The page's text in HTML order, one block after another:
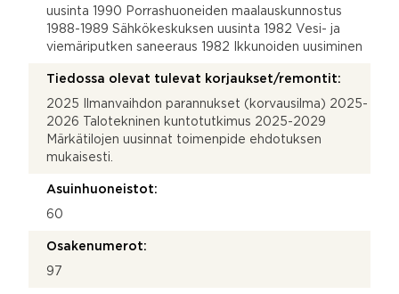
uusinta 1990 Porrashuoneiden maalauskunnostus
1988-1989 Sähkökeskuksen uusinta 1982 Vesi- ja
viemäriputken saneeraus 1982 Ikkunoiden uusiminen
Tiedossa olevat tulevat korjaukset/remontit:
2025 Ilmanvaihdon parannukset (korvausilma) 2025-
2026 Talotekninen kuntotutkimus 2025-2029
Märkätilojen uusinnat toimenpide ehdotuksen
mukaisesti.
Asuinhuoneistot:
60
Osakenumerot:
97